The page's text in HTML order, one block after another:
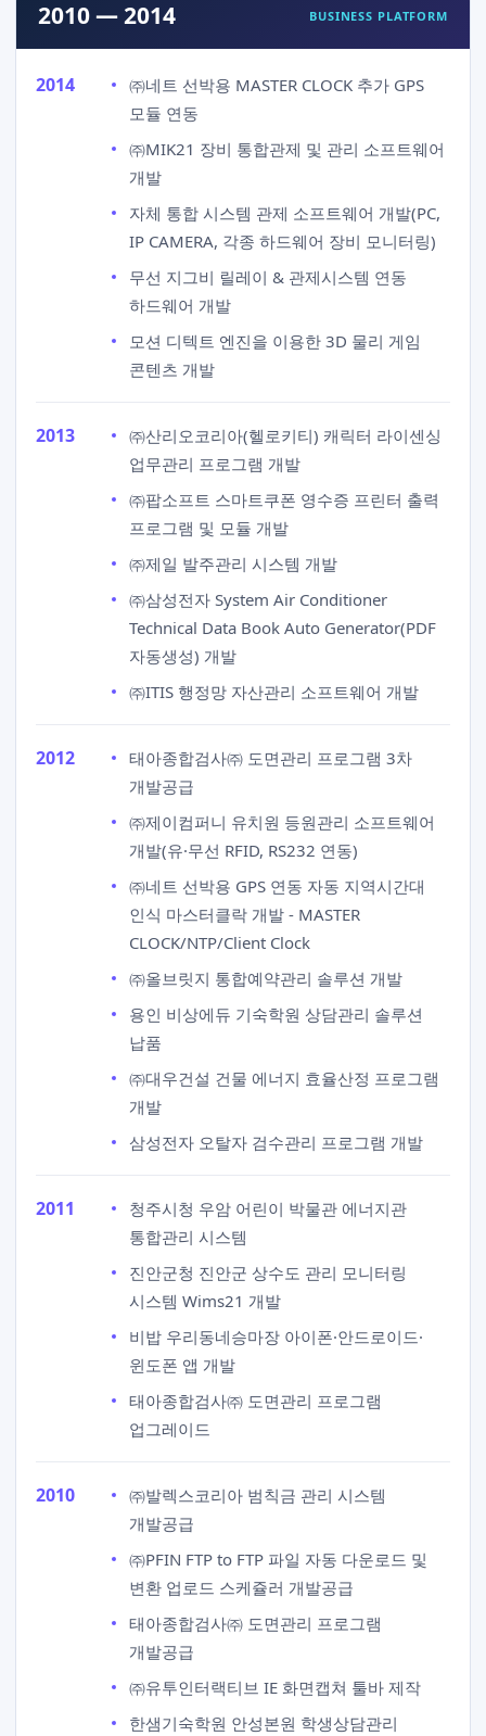
2010 — 2014 BUSINESS PLATFORM
2014
㈜네트 선박용 MASTER CLOCK 추가 GPS
모듈 연동
㈜MIK21 장비 통합관제 및 관리 소프트웨어
개발
자체 통합 시스템 관제 소프트웨어 개발(PC,
IP CAMERA, 각종 하드웨어 장비 모니터링)
무선 지그비 릴레이 & 관제시스템 연동
하드웨어 개발
모션 디텍트 엔진을 이용한 3D 물리 게임
콘텐츠 개발
2013
㈜산리오코리아(헬로키티) 캐릭터 라이센싱
업무관리 프로그램 개발
㈜팝소프트 스마트쿠폰 영수증 프린터 출력
프로그램 및 모듈 개발
㈜제일 발주관리 시스템 개발
㈜삼성전자 System Air Conditioner
Technical Data Book Auto Generator(PDF
자동생성) 개발
㈜ITIS 행정망 자산관리 소프트웨어 개발
2012
태아종합검사㈜ 도면관리 프로그램 3차
개발공급
㈜제이컴퍼니 유치원 등원관리 소프트웨어
개발(유·무선 RFID, RS232 연동)
㈜네트 선박용 GPS 연동 자동 지역시간대
인식 마스터클락 개발 - MASTER
CLOCK/NTP/Client Clock
㈜올브릿지 통합예약관리 솔루션 개발
용인 비상에듀 기숙학원 상담관리 솔루션
납품
㈜대우건설 건물 에너지 효율산정 프로그램
개발
삼성전자 오탈자 검수관리 프로그램 개발
2011
청주시청 우암 어린이 박물관 에너지관
통합관리 시스템
진안군청 진안군 상수도 관리 모니터링
시스템 Wims21 개발
비밥 우리동네승마장 아이폰·안드로이드·
윈도폰 앱 개발
태아종합검사㈜ 도면관리 프로그램
업그레이드
2010
㈜발렉스코리아 범칙금 관리 시스템
개발공급
㈜PFIN FTP to FTP 파일 자동 다운로드 및
변환 업로드 스케쥴러 개발공급
태아종합검사㈜ 도면관리 프로그램
개발공급
㈜유투인터랙티브 IE 화면캡쳐 툴바 제작
한샘기숙학원 안성본원 학생상담관리